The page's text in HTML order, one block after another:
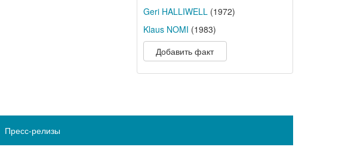
Geri HALLIWELL(1972)
Klaus NOMI (1983)
Добавить факт
Пресс-релизы